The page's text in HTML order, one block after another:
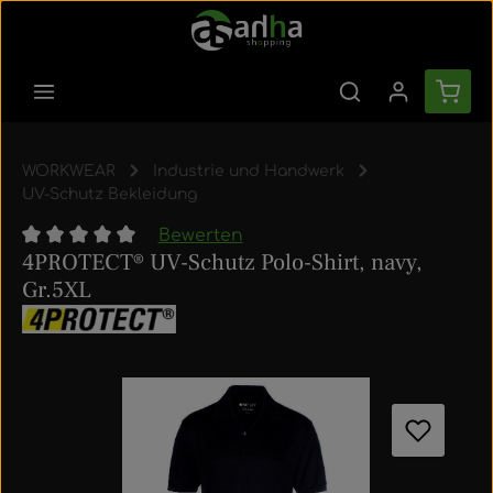
Zum Hauptinhalt springen
WORKWEAR
Industrie und Handwerk
UV-Schutz Bekleidung
Durchschnittliche Bewertung von 0 von 5 Sternen
Bewerten
4PROTECT® UV-Schutz Polo-Shirt, navy,
Gr.5XL
Bildergalerie überspringen